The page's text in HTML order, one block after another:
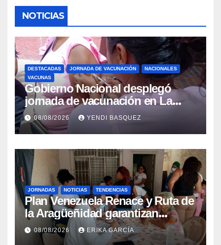
NOTICIAS
DESTACADAS JORNADA DE VACUNACIÓN
NACIONALES
VACUNAS
Gobierno Nacional desplegó
jornada de vacunación en La
Guaira para garantizar protección
epidemiológica
08/08/2026 YENDI BASQUEZ
JORNADAS NOTICIAS TENDENCIAS
Plan Venezuela Renace y Ruta de
la Aragüeñidad garantizan
atención médica integral en
Aragua
08/08/2026 ERIKA GARCÍA